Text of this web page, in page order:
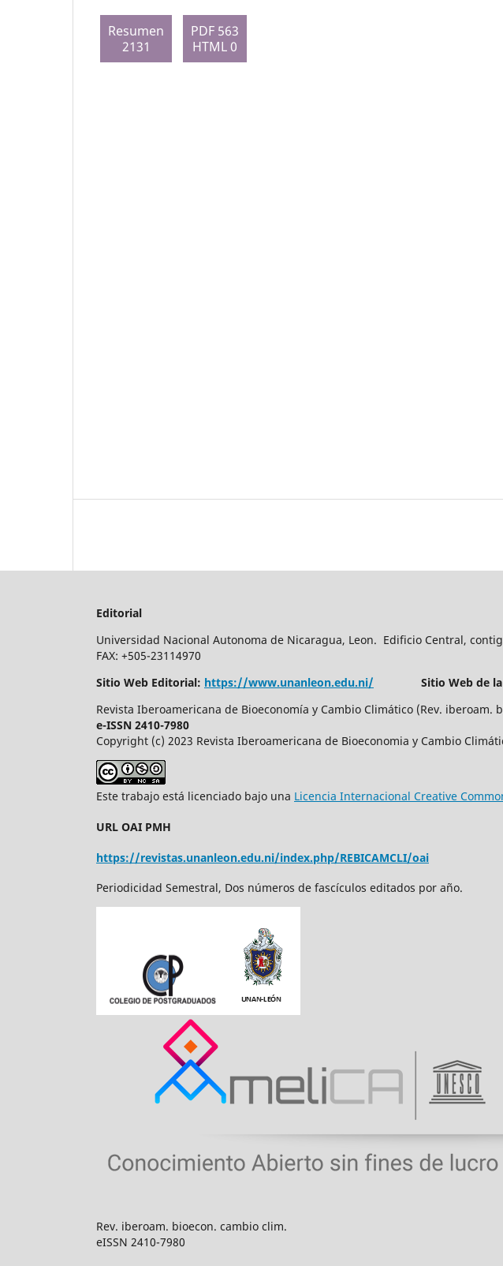
Resumen
2131
PDF 563
HTML 0
Editorial
Universidad Nacional Autonoma de Nicaragua, Leon. Edificio Central,
FAX: +505-23114970
Sitio Web Editorial: https://www.unanleon.edu.ni/ Sitio Web de la
Revista Iberoamericana de Bioeconomía y Cambio Climático (Rev. iberoam.
e-ISSN 2410-7980
Copyright (c) 2023 Revista Iberoamericana de Bioeconomia y Cambio
Este trabajo está licenciado bajo una Licencia Internacional Creative
URL OAI PMH
https://revistas.unanleon.edu.ni/index.php/REBICAMCLI/oai
Periodicidad Semestral, Dos números de fascículos editados por año.
Rev. iberoam. bioecon. cambio clim.
eISSN 2410-7980